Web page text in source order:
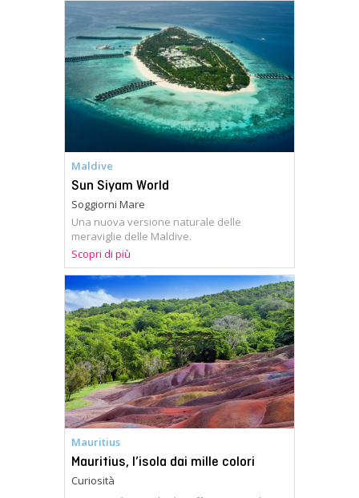
Maldive
Sun Siyam World
Soggiorni Mare
Una nuova versione naturale delle
meraviglie delle Maldive.
Scopri di più
Mauritius
Mauritius, l’isola dai mille colori
Curiosità